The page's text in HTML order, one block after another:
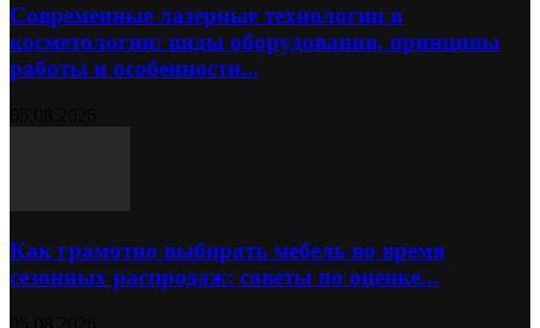
Современные лазерные технологии в
косметологии: виды оборудования, принципы
работы и особенности...
Как грамотно выбирать мебель во время
сезонных распродаж: советы по оценке...